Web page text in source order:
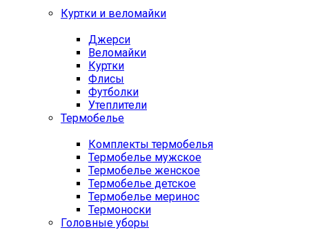
Куртки и веломайки
Джерси
Веломайки
Куртки
Флисы
Футболки
Утеплители
Термобелье
Комплекты термобелья
Термобелье мужское
Термобелье женское
Термобелье детское
Термобелье меринос
Термоноски
Головные уборы